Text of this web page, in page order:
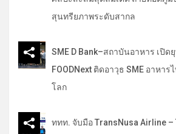
สุนทรียภาพระดับสากล
SME D Bank–สถาบันอาหาร เปิด
FOODNext ติดอาวุธ SME อาหา
โลก
ททท. จับมือ TransNusa Airline –